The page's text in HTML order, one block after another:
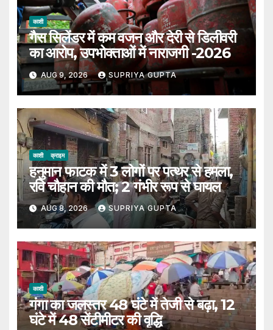
काशी
गैस सिलेंडर में कम वजन और देरी से डिलीवरी
का आरोप, उपभोक्ताओं में नाराजगी -2026
AUG 9, 2026 SUPRIYA GUPTA
काशी क्राइम
हनुमान फाटक में 3 लोगों पर पत्थर से हमला,
रवि चौहान की मौत; 2 गंभीर रूप से घायल
AUG 8, 2026 SUPRIYA GUPTA
काशी
गंगा का जलस्तर 48 घंटे में तेजी से बढ़ा, 12
घंटे में 48 सेंटीमीटर की वृद्धि